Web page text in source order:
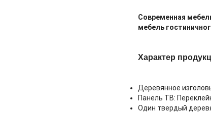
Современная
мебель
Характер
Деревянное
Панель ТВ:
Один твердый